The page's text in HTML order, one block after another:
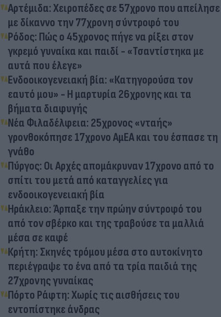
Αρτέμιδα: Χειροπέδες σε 57χρονο που απείλησε
με δίκαννο την 77χρονη σύντροφό του
Ρόδος: Πώς ο 45χρονος πήγε να ρίξει στον
γκρεμό γυναίκα και παιδί - «Τσαντίστηκα με
αυτά που έλεγε»
Ενδοοικογενειακή βία: «Κατηγορούσα τον
εαυτό μου» - Η μαρτυρία 26χρονης και τα
βήματα διαφυγής
Νέα Φιλαδέλφεια: 25χρονος «νταής»
γρονθοκόπησε 17χρονο ΑμΕΑ και του έσπασε τη
γνάθο
Πύργος: Οι Αρχές απομάκρυναν 17χρονο από το
σπίτι του μετά από καταγγελίες για
ενδοοικογενειακή βία
Ηράκλειο: Άρπαξε την πρώην σύντροφό του
από τον σβέρκο και της τραβούσε τα μαλλιά
μέσα σε καφέ
Κρήτη: Σκηνές τρόμου μέσα στο αυτοκίνητο
περιέγραψε το ένα από τα τρία παιδιά της
27χρονης γυναίκας
Πόρτο Ράφτη: Χωρίς τις αισθήσεις του
εντοπίστηκε άνδρας